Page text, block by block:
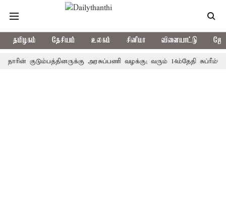
தமிழகம் தேசியம் உலகம் சினிமா விளையாட்டு
குடும்பத்தினருக்கு அரசுப்பணி வழக்கு; வரும் 14ம்தேதி